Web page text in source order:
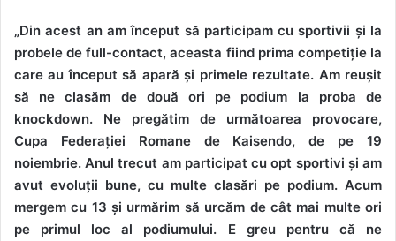
„Din acest an am început să participam cu sportivii și la
probele de full-contact, aceasta fiind prima competiție la
care au început să apară și primele rezultate. Am reușit
să ne clasăm de două ori pe podium la proba de
knockdown. Ne pregătim de următoarea provocare,
Cupa Federației Romane de Kaisendo, de pe 19
noiembrie. Anul trecut am participat cu opt sportivi și am
avut evoluții bune, cu multe clasări pe podium. Acum
mergem cu 13 și urmărim să urcăm de cât mai multe ori
pe primul loc al podiumului. E greu pentru că ne